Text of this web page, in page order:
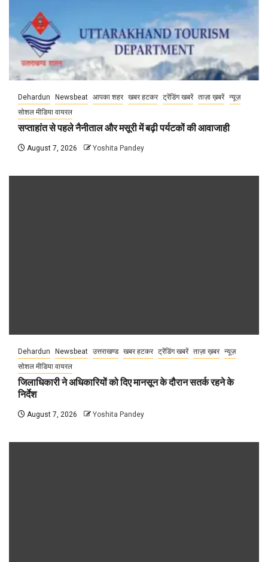
Dehardun Newsbeat आपका शहर खबर हटकर ट्रेंडिंग खबरें ताज़ा ख़बरें न्यूज़
सोशल मीडिया वायरल
सप्ताहांत से पहले नैनीताल और मसूरी में बढ़ी पर्यटकों की आवाजाही
August 7, 2026 Yoshita Pandey
Dehardun Newsbeat उत्तराखण्ड खबर हटकर ट्रेंडिंग खबरें ताज़ा ख़बर न्यूज़
सोशल मीडिया वायरल
जिलाधिकारी ने अधिकारियों को दिए मानसून के दौरान सतर्क रहने के
निर्देश
August 7, 2026 Yoshita Pandey